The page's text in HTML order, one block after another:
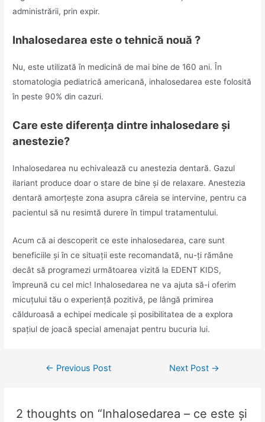
administrării, prin expir.
Inhalosedarea este o tehnică nouă ?
Nu, este utilizată în medicină de mai bine de 160 ani. În
stomatologia pediatrică americană, inhalosedarea este folosită
în peste 90% din cazuri.
Care este diferența dintre inhalosedare și
anestezie?
Inhalosedarea nu echivalează cu anestezia dentară. Gazul
ilariant produce doar o stare de bine și de relaxare. Anestezia
dentară amorțește zona asupra căreia se intervine, pentru ca
pacientul să nu resimtă durere în timpul tratamentului.
Acum că ai descoperit ce este inhalosedarea, care sunt
beneficiile și în ce situații este recomandată, nu-ți rămâne
decât să programezi următoarea vizită la EDENT KIDS,
împreună cu cel mic! Inhalosedarea ne va ajuta să-i oferim
micuțului tău o experiență pozitivă, pe lângă primirea
călduroasă a echipei medicale și posibilitatea de a explora
spațiul de joacă special amenajat pentru bucuria lui.
← Previous Post Next Post →
2 thoughts on “Inhalosedarea – ce este și